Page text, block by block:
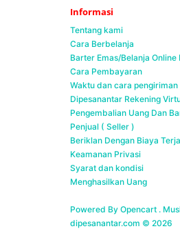
Informasi
Tentang kami
Cara Berbelanja
Barter Emas/Belanja Online
Cara Pembayaran
Waktu dan cara pengiriman
Dipesanantar Rekening
Pengembalian Uang Dan
Penjual ( Seller )
Beriklan Dengan Biaya
Keamanan Privasi
Syarat dan kondisi
Menghasilkan Uang
Powered By Opencart .
dipesanantar.com © 2026